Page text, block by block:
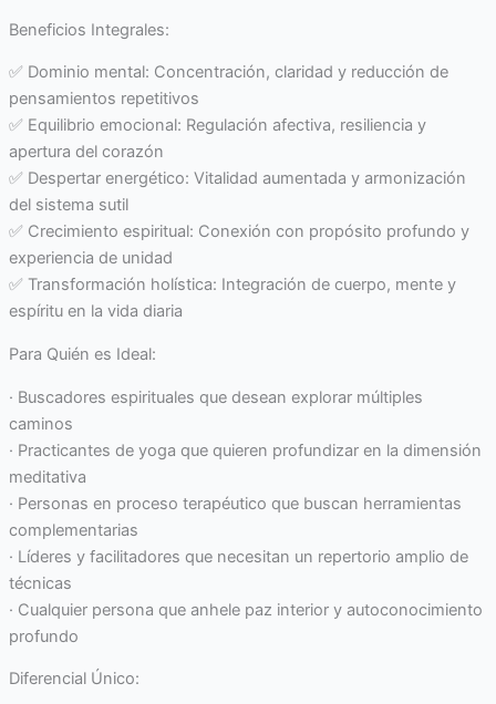
Beneficios Integrales:
✅ Dominio mental: Concentración, claridad y reducción de
pensamientos repetitivos
✅ Equilibrio emocional: Regulación afectiva, resiliencia y
apertura del corazón
✅ Despertar energético: Vitalidad aumentada y armonización
del sistema sutil
✅ Crecimiento espiritual: Conexión con propósito profundo y
experiencia de unidad
✅ Transformación holística: Integración de cuerpo, mente y
espíritu en la vida diaria
Para Quién es Ideal:
· Buscadores espirituales que desean explorar múltiples
caminos
· Practicantes de yoga que quieren profundizar en la dimensión
meditativa
· Personas en proceso terapéutico que buscan herramientas
complementarias
· Líderes y facilitadores que necesitan un repertorio amplio de
técnicas
· Cualquier persona que anhele paz interior y autoconocimiento
profundo
Diferencial Único: